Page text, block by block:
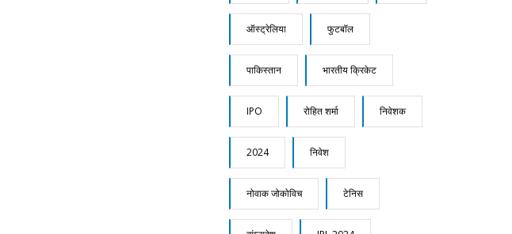
ऑस्ट्रेलिया फुटबॉल
पाकिस्तान भारतीय क्रिकेट
IPO रोहित शर्मा निवेशक
2024 निवेश
नोवाक जोकोविच टेनिस